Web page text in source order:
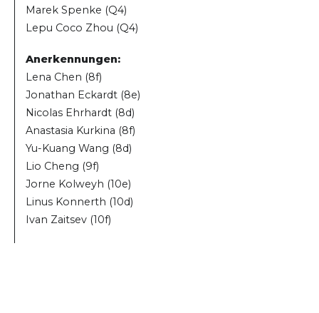
Marek Spenke (Q4)
Lepu Coco Zhou (Q4)
Anerkennungen:
Lena Chen (8f)
Jonathan Eckardt (8e)
Nicolas Ehrhardt (8d)
Anastasia Kurkina (8f)
Yu-Kuang Wang (8d)
Lio Cheng (9f)
Jorne Kolweyh (10e)
Linus Konnerth (10d)
Ivan Zaitsev (10f)